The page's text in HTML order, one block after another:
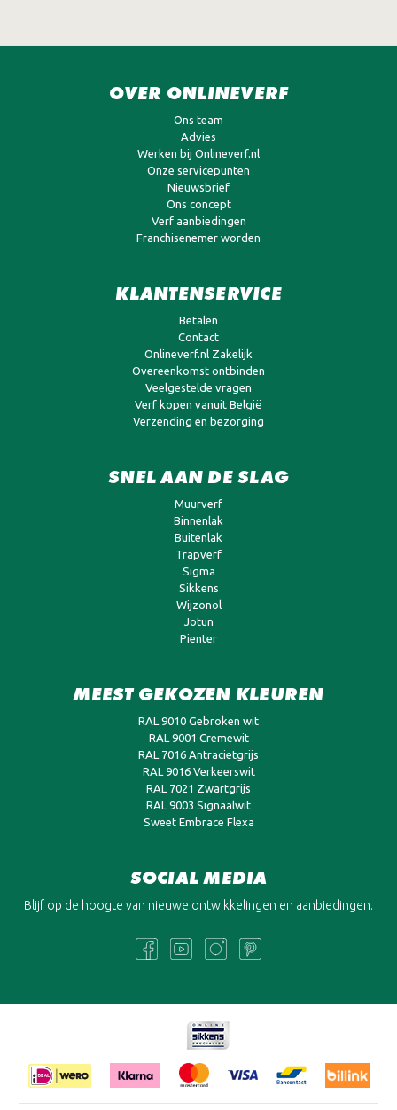
OVER ONLINEVERF
Ons team
Advies
Werken bij Onlineverf.nl
Onze servicepunten
Nieuwsbrief
Ons concept
Verf aanbiedingen
Franchisenemer worden
KLANTENSERVICE
Betalen
Contact
Onlineverf.nl Zakelijk
Overeenkomst ontbinden
Veelgestelde vragen
Verf kopen vanuit België
Verzending en bezorging
SNEL AAN DE SLAG
Muurverf
Binnenlak
Buitenlak
Trapverf
Sigma
Sikkens
Wijzonol
Jotun
Pienter
MEEST GEKOZEN KLEUREN
RAL 9010 Gebroken wit
RAL 9001 Cremewit
RAL 7016 Antracietgrijs
RAL 9016 Verkeerswit
RAL 7021 Zwartgrijs
RAL 9003 Signaalwit
Sweet Embrace Flexa
SOCIAL MEDIA
Blijf op de hoogte van nieuwe ontwikkelingen en aanbiedingen.